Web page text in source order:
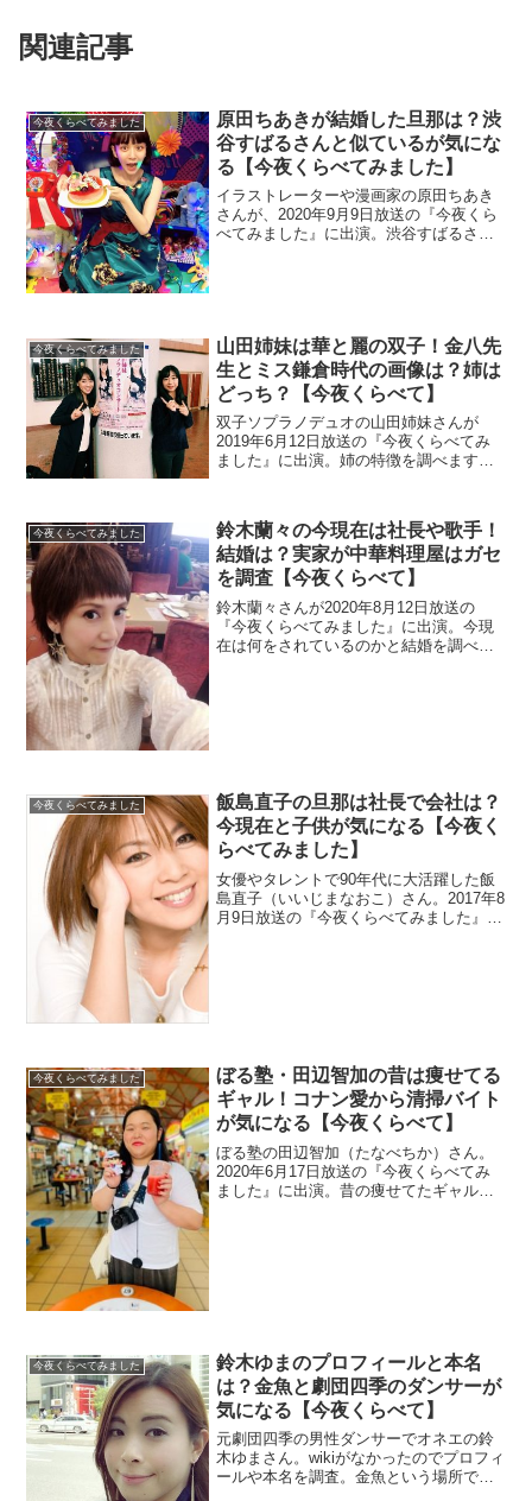
関連記事
今夜くらべてみました
原田ちあきが結婚した旦那は？渋
谷すばるさんと似ているが気にな
る【今夜くらべてみました】
イラストレーターや漫画家の原田ちあき
さんが、2020年9月9日放送の『今夜くら
べてみました』に出演。渋谷すばるさん
今夜くらべてみました
山田姉妹は華と麗の双子！金八先
生とミス鎌倉時代の画像は？姉は
どっち？【今夜くらべて】
双子ソプラノデュオの山田姉妹さんが
2019年6月12日放送の『今夜くらべてみ
ました』に出演。姉の特徴を調べます。
今夜くらべてみました
鈴木蘭々の今現在は社長や歌手！
結婚は？実家が中華料理屋はガセ
を調査【今夜くらべて】
鈴木蘭々さんが2020年8月12日放送の
『今夜くらべてみました』に出演。今現
在は何をされているのかと結婚を調べま
今夜くらべてみました
飯島直子の旦那は社長で会社は？
今現在と子供が気になる【今夜く
らべてみました】
女優やタレントで90年代に大活躍した飯
島直子（いいじまなおこ）さん。2017年8
月9日放送の『今夜くらべてみました』に
今夜くらべてみました
ぼる塾・田辺智加の昔は痩せてる
ギャル！コナン愛から清掃バイト
が気になる【今夜くらべて】
ぼる塾の田辺智加（たなべちか）さん。
2020年6月17日放送の『今夜くらべてみ
ました』に出演。昔の痩せてたギャル時
今夜くらべてみました
鈴木ゆまのプロフィールと本名
は？金魚と劇団四季のダンサーが
気になる【今夜くらべて】
元劇団四季の男性ダンサーでオネエの鈴
木ゆまさん。wikiがなかったのでプロフィ
ールや本名を調査。金魚という場所でも